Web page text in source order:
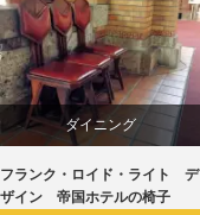
回転椅子
椅子
ダイニング
デザイナーズ
フランク・ロイド・ライト デ
ザイン 帝国ホテルの椅子